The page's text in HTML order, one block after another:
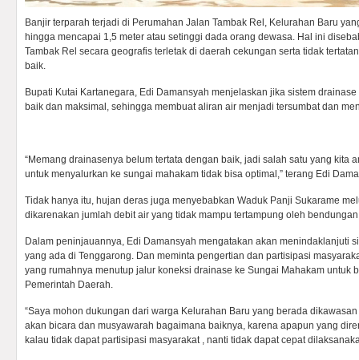
Banjir terparah terjadi di Perumahan Jalan Tambak Rel, Kelurahan Baru
hingga mencapai 1,5 meter atau setinggi dada orang dewasa. Hal ini
Tambak Rel secara geografis terletak di daerah cekungan serta tidak
baik.
Bupati Kutai Kartanegara, Edi Damansyah menjelaskan jika sistem
baik dan maksimal, sehingga membuat aliran air menjadi tersumbat dan
“Memang drainasenya belum tertata dengan baik, jadi salah satu yang kita
untuk menyalurkan ke sungai mahakam tidak bisa optimal,” terang Edi
Tidak hanya itu, hujan deras juga menyebabkan Waduk Panji Sukarame
dikarenakan jumlah debit air yang tidak mampu tertampung oleh
Dalam peninjauannya, Edi Damansyah mengatakan akan menindaklanjuti
yang ada di Tenggarong. Dan meminta pengertian dan partisipasi
yang rumahnya menutup jalur koneksi drainase ke Sungai Mahakam untuk
Pemerintah Daerah.
“Saya mohon dukungan dari warga Kelurahan Baru yang berada
akan bicara dan musyawarah bagaimana baiknya, karena apapun yang
kalau tidak dapat partisipasi masyarakat , nanti tidak dapat cepat